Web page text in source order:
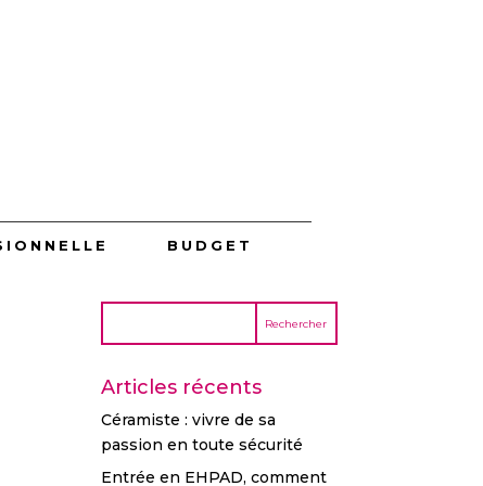
BUDGET
Articles récents
Céramiste : vivre de sa
passion en toute sécurité
Entrée en EHPAD, comment